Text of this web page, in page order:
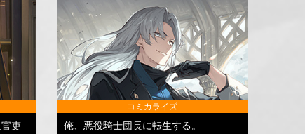
吏
コミカライズ
俺、悪役騎士団長に転生する。